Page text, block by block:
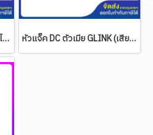
สายสัญญาณ RG6 พร้อมสายไฟ GLINK 100 เมตร ชิลด์ 95% (สีดำ) (สำหรับกล้องวงจรปิด CCTV) หัวแจ็ค DC ตัวเมีย GLINK (เสียบด้านอแดปเตอร์)